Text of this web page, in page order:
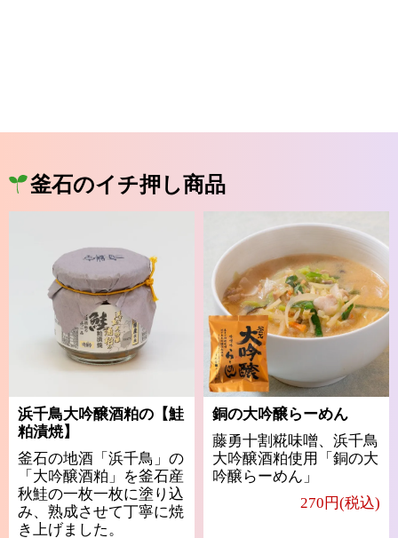
釜石のイチ押し商品
浜千鳥大吟醸酒粕の【鮭
粕漬焼】
釜石の地酒「浜千鳥」の
「大吟醸酒粕」を釜石産
秋鮭の一枚一枚に塗り込
み、熟成させて丁寧に焼
き上げました。
銅の大吟醸らーめん
藤勇十割糀味噌、浜千鳥
大吟醸酒粕使用「銅の大
吟醸らーめん」
270円(税込)